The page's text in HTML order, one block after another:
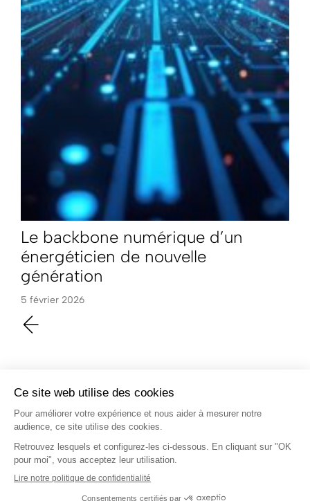
Le backbone numérique d’un
énergéticien de nouvelle
génération
5 février 2026
Vous souhaitez commencer votre
transition énergétique ?
Contactez-nous.